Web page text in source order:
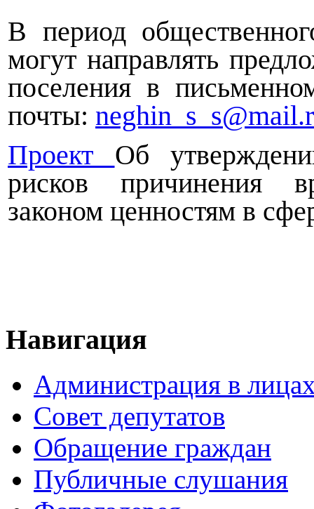
В период
могут направлять
поселения в
почты:
Проект Об
рисков причинения
законом ценностям в
Навигация
Администрация в
Совет депутатов
Обращение граждан
Публичные слушания